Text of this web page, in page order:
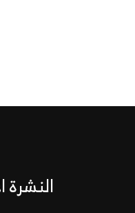
النشرة